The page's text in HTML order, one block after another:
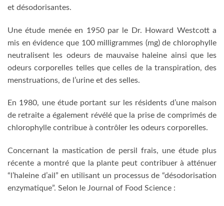
et désodorisantes.
Une étude menée en 1950 par le Dr. Howard Westcott a
mis en évidence que 100 milligrammes (mg) de chlorophylle
neutralisent les odeurs de mauvaise haleine ainsi que les
odeurs corporelles telles que celles de la transpiration, des
menstruations, de l’urine et des selles.
En 1980, une étude portant sur les résidents d’une maison
de retraite a également révélé que la prise de comprimés de
chlorophylle contribue à contrôler les odeurs corporelles.
Concernant la mastication de persil frais, une étude plus
récente a montré que la plante peut contribuer à atténuer
“l’haleine d’ail” en utilisant un processus de “désodorisation
enzymatique”. Selon le Journal of Food Science :